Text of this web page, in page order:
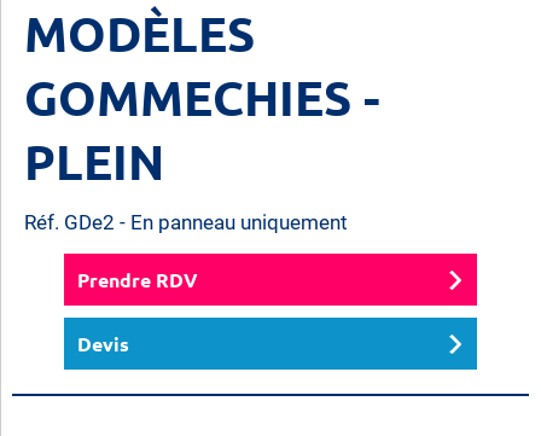
MODÈLES
GOMMECHIES -
PLEIN
Réf. GDe2 - En panneau uniquement
Prendre RDV
Devis